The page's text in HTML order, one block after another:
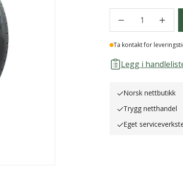
1
Lager
Ta kontakt for
Legg i
Norsk nettbutikk
Trygg netthandel
Eget